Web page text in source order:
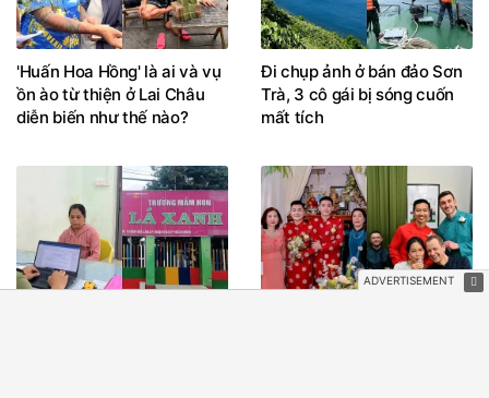
'Huấn Hoa Hồng' là ai và vụ
ồn ào từ thiện ở Lai Châu
diễn biến như thế nào?
Đi chụp ảnh ở bán đảo Sơn
Trà, 3 cô gái bị sóng cuốn
mất tích